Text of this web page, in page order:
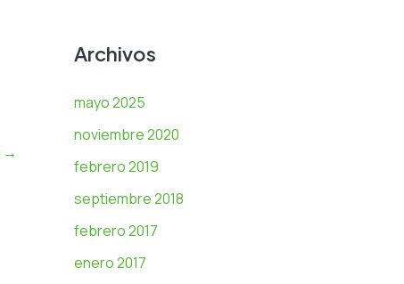
→
Archivos
mayo 2025
noviembre 2020
febrero 2019
septiembre 2018
febrero 2017
enero 2017